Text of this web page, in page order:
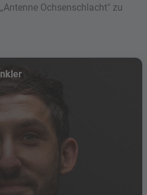
Ochsenschlacht" zu